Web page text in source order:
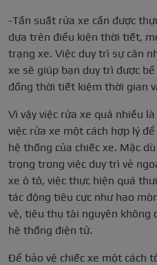
-Tần suất rửa xe cần được
dựa trên điều kiện thời tiết,
trạng xe. Việc duy trì sự cân
xe sẽ giúp bạn duy trì được
đồng thời tiết kiệm thời gian
Vì vậy việc rửa xe quá nhiều
việc rửa xe một cách hợp lý
hệ thống của chiếc xe. Mặc
trọng trong việc duy trì vẻ
xe ô tô, việc thực hiện quá
tác động tiêu cực như hao
vệ, tiêu thụ tài nguyên không
hệ thống điện tử.
Để bảo vệ chiếc xe một cách